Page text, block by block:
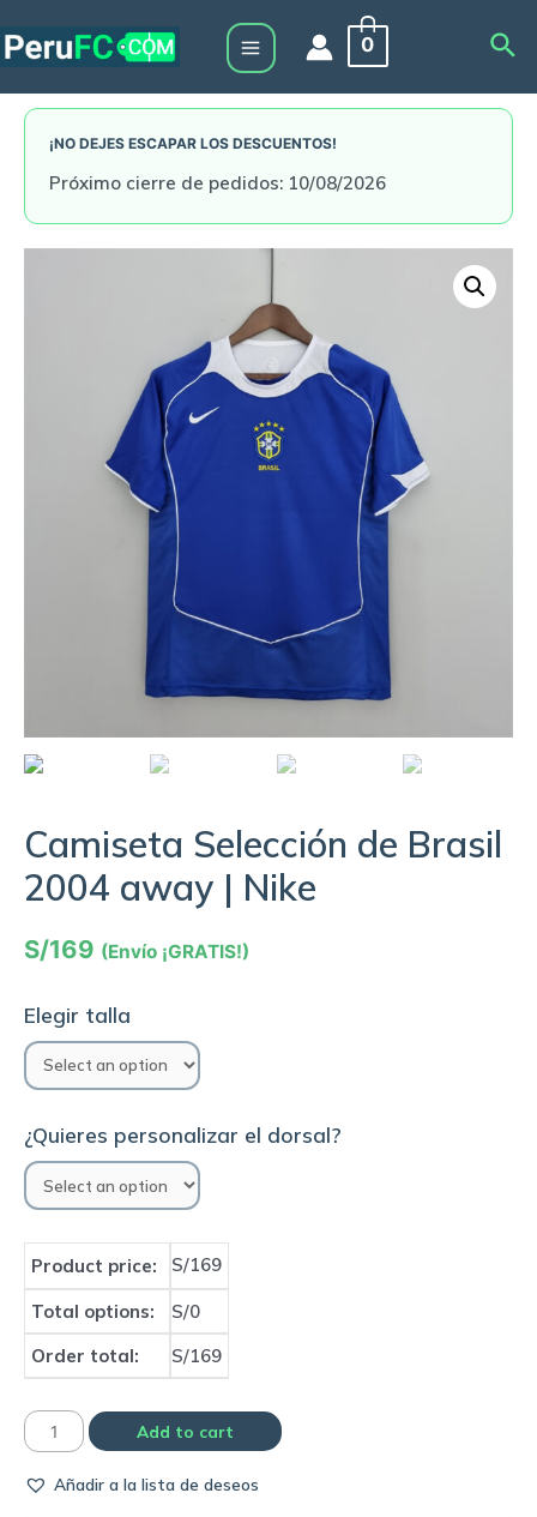
to
Main
Menu
0
¡NO DEJES ESCAPAR LOS DESCUENTOS!
Próximo cierre de pedidos: 10/08/2026
Camiseta Selección de Brasil
2004 away | Nike
S/169 (Envío ¡GRATIS!)
Elegir talla
¿Quieres personalizar el dorsal?
Product price: S/169
Total options:
S/0
Order total:
S/169
Camiseta
de
Add to cart
Añadir a la lista de deseos